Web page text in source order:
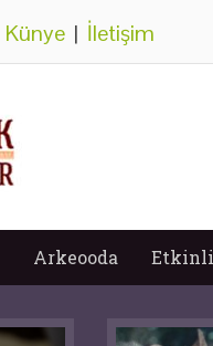
Künye | İletişim
Arkeooda